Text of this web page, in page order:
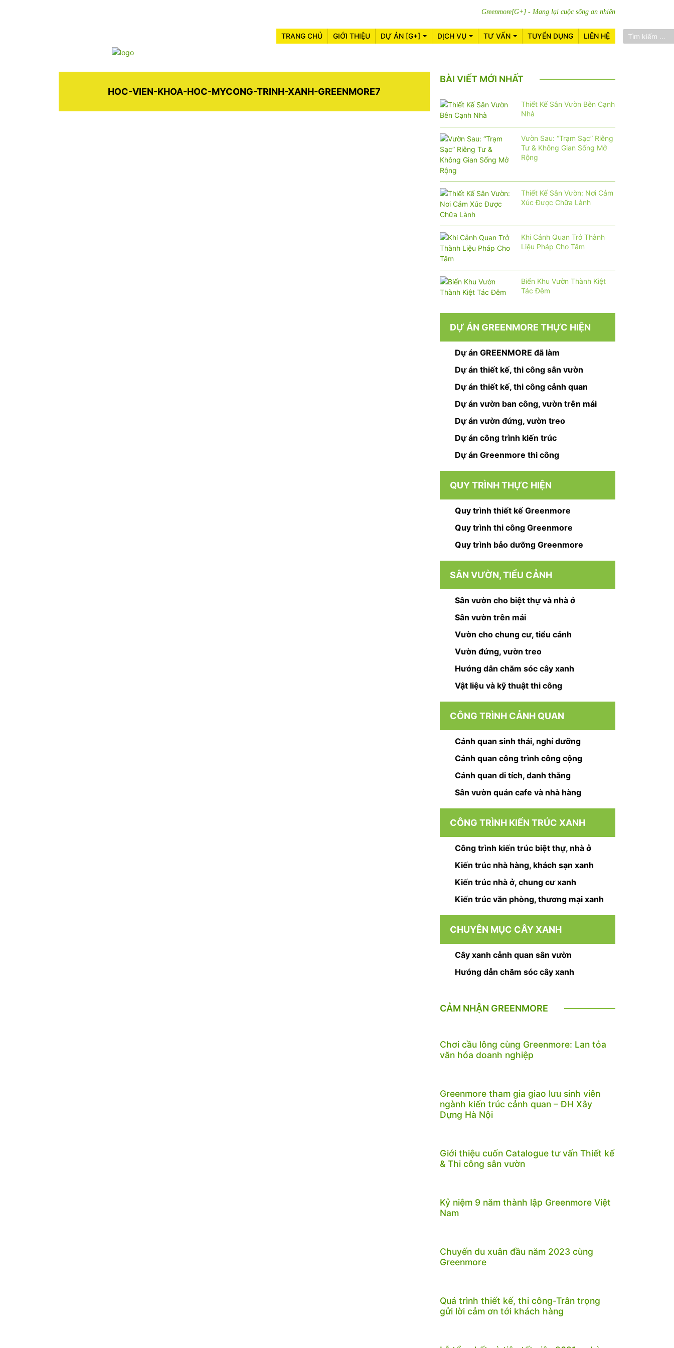
Greenmore[G+] - Mang lại cuộc sống an nhiên
TRANG CHỦ GIỚI THIỆU DỰ ÁN [G+] DỊCH VỤ TƯ VẤN TUYỂN DỤNG LIÊN HỆ
HOC-VIEN-KHOA-HOC-MYCONG-TRINH-XANH-GREENMORE7
BÀI VIẾT MỚI NHẤT
Thiết Kế Sân Vườn Bên Cạnh
Nhà
Vườn Sau: “Trạm Sạc” Riêng
Tư & Không Gian Sống Mở
Rộng
Thiết Kế Sân Vườn: Nơi Cảm
Xúc Được Chữa Lành
Khi Cảnh Quan Trở Thành
Liệu Pháp Cho Tâm
Biến Khu Vườn Thành Kiệt
Tác Đêm
DỰ ÁN GREENMORE THỰC HIỆN
Dự án GREENMORE đã làm
Dự án thiết kế, thi công sân vườn
Dự án thiết kế, thi công cảnh quan
Dự án vườn ban công, vườn trên mái
Dự án vườn đứng, vườn treo
Dự án công trình kiến trúc
Dự án Greenmore thi công
QUY TRÌNH THỰC HIỆN
Quy trình thiết kế Greenmore
Quy trình thi công Greenmore
Quy trình bảo dưỡng Greenmore
SÂN VƯỜN, TIỂU CẢNH
Sân vườn cho biệt thự và nhà ở
Sân vườn trên mái
Vườn cho chung cư, tiểu cảnh
Vườn đứng, vườn treo
Hướng dẫn chăm sóc cây xanh
Vật liệu và kỹ thuật thi công
CÔNG TRÌNH CẢNH QUAN
Cảnh quan sinh thái, nghỉ dưỡng
Cảnh quan công trình công cộng
Cảnh quan di tích, danh thắng
Sân vườn quán cafe và nhà hàng
CÔNG TRÌNH KIẾN TRÚC XANH
Công trình kiến trúc biệt thự, nhà ở
Kiến trúc nhà hàng, khách sạn xanh
Kiến trúc nhà ở, chung cư xanh
Kiến trúc văn phòng, thương mại xanh
CHUYÊN MỤC CÂY XANH
Cây xanh cảnh quan sân vườn
Hướng dẫn chăm sóc cây xanh
CẢM NHẬN GREENMORE
Chơi cầu lông cùng Greenmore: Lan tỏa
văn hóa doanh nghiệp
Greenmore tham gia giao lưu sinh viên
ngành kiến trúc cảnh quan – ĐH Xây
Dựng Hà Nội
Giới thiệu cuốn Catalogue tư vấn Thiết kế
& Thi công sân vườn
Kỷ niệm 9 năm thành lập Greenmore Việt
Nam
Chuyến du xuân đầu năm 2023 cùng
Greenmore
Quá trình thiết kế, thi công-Trân trọng
gửi lời cảm ơn tới khách hàng